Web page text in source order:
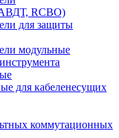
RCBO)
для защиты
модульные
для кабеленесущих
коммутационных